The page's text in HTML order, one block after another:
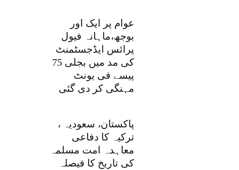
عوام پر ایک اور
بوجھ،ماہانہ فیول
پرائس ایڈجسٹمنٹ
کی مد میں بجلی 75
پیسے فی یونٹ
مہنگی کر دی گئی
پاکستان، سعودیہ ،
ترکیہ کا دفاعی
معاہدہ امت مسلمہ
کی تاریخ کا فیصلہ